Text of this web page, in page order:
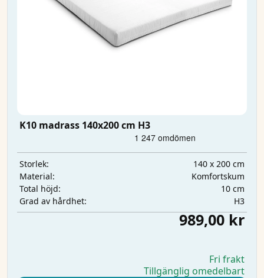
K10 madrass 140x200 cm H3
Storlek:
140 x 200 cm
Material:
Komfortskum
Total höjd:
10 cm
Grad av hårdhet:
H3
989,00 kr
Fri frakt
Tillgänglig omedelbart